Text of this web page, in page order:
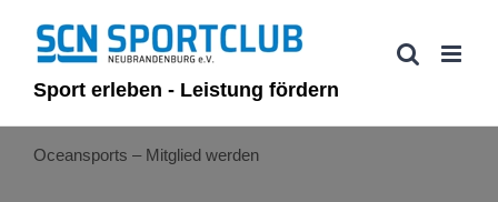
Inhalt
springenSport erleben - Leistung fördern
Oceansports – Mitglied werden